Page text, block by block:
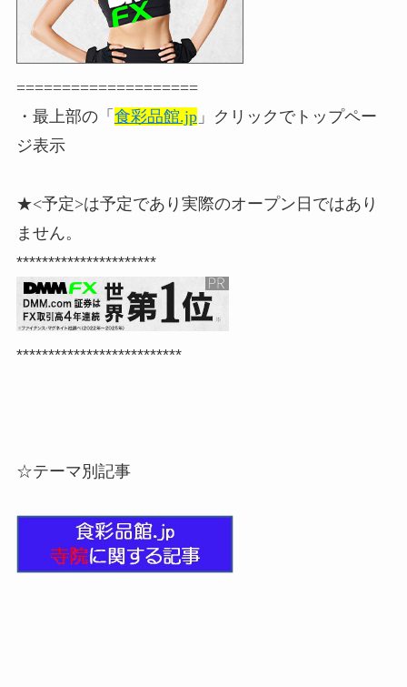
====================
・最上部の「 食彩品館.jp」クリックでトップペー
ジ表示
★<予定>は予定であり実際のオープン日ではあり
ません。
**********************
**************************
☆テーマ別記事